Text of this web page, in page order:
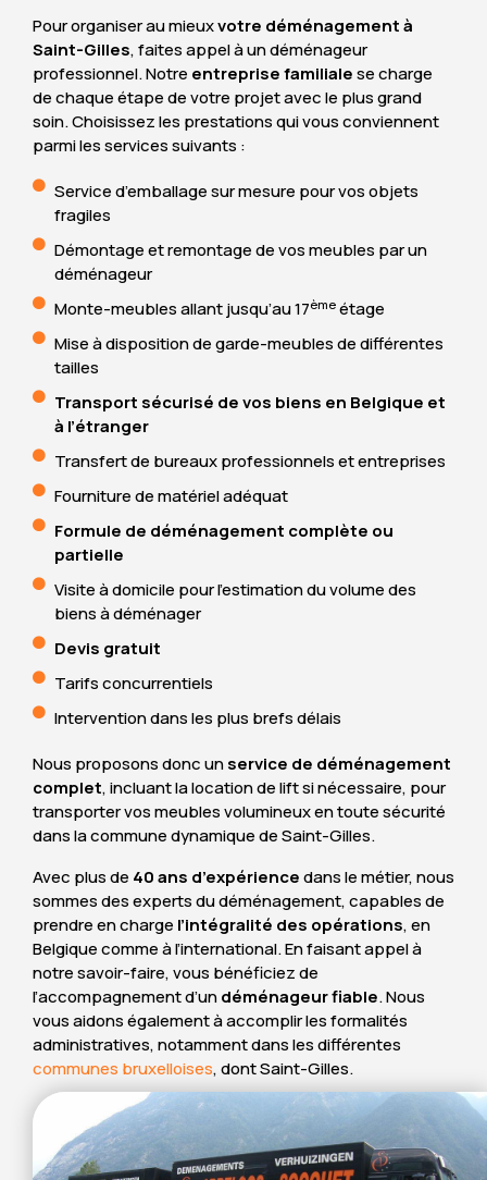
Pour organiser au mieuxvotre déménagement à
Saint-Gilles, faites appel à un déménageur
professionnel. Notre entreprise familialese charge
de chaque étape de votre projet avec le plus grand
soin. Choisissez les prestations qui vous conviennent
parmi les services suivants :
Service d’emballage sur mesure pour vos objets
fragiles
Démontage et remontage de vos meubles par un
déménageur
Monte-meubles allant jusqu’au 17ème étage
Mise à disposition de garde-meubles de différentes
tailles
Transport sécurisé de vos biens en Belgique et
à l’étranger
Transfert de bureaux professionnels et entreprises
Fourniture de matériel adéquat
Formule de déménagement complète ou
partielle
Visite à domicile pour l’estimation du volume des
biens à déménager
Devis gratuit
Tarifs concurrentiels
Intervention dans les plus brefs délais
Nous proposons donc unservice de déménagement
complet, incluant la location de lift si nécessaire, pour
transporter vos meubles volumineux en toute sécurité
dans la commune dynamique de Saint-Gilles.
Avec plus de 40 ans d’expériencedans le métier, nous
sommes des experts du déménagement, capables de
prendre en charge l’intégralité des opérations, en
Belgique comme à l’international. En faisant appel à
notre savoir-faire, vous bénéficiez de
l’accompagnement d’undéménageur fiable. Nous
vous aidons également à accomplir les formalités
administratives, notamment dans les différentes
communes bruxelloises, dont Saint-Gilles.